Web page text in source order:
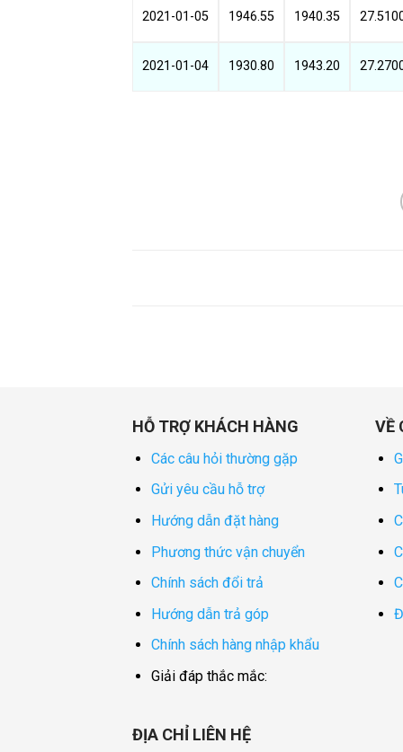
2021-01-05 1946.55 1940.35
2021-01-04 1930.80 1943.20
HỖ TRỢ KHÁCH HÀNG
Các câu hỏi thường gặp
Gửi yêu cầu hỗ trợ
Hướng dẫn đặt hàng
Phương thức vận chuyển
Chính sách đổi trả
Hướng dẫn trả góp
Chính sách hàng nhập khẩu
Giải đáp thắc mắc:
VỀ
ĐỊA CHỈ LIÊN HỆ